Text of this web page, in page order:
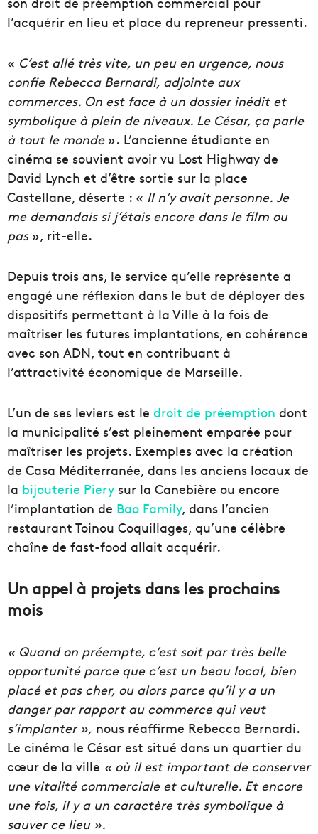
l’acquérir en lieu et place du repreneur pressenti.
« C’est allé très vite, un peu en urgence, nous
confie Rebecca Bernardi, adjointe aux
commerces. On est face à un dossier inédit et
symbolique à plein de niveaux. Le César, ça parle
à tout le monde». L’ancienne étudiante en
cinéma se souvient avoir vu Lost Highway de
David Lynch et d’être sortie sur la place
Castellane, déserte : « Il n’y avait personne. Je
me demandais si j’étais encore dans le film ou
pas», rit-elle.
Depuis trois ans, le service qu’elle représente a
engagé une réflexion dans le but de déployer des
dispositifs permettant à la Ville à la fois de
maîtriser les futures implantations, en cohérence
avec son ADN, tout en contribuant à
l’attractivité économique de Marseille.
L’un de ses leviers est le droit de préemption dont
la municipalité s’est pleinement emparée pour
maîtriser les projets. Exemples avec la création
de Casa Méditerranée, dans les anciens locaux de
la bijouterie Piery sur la Canebière ou encore
l’implantation de Bao Family, dans l’ancien
restaurant Toinou Coquillages, qu’une célèbre
chaîne de fast-food allait acquérir.
Un appel à projets dans les prochains
mois
« Quand on préempte, c’est soit par très belle
opportunité parce que c’est un beau local, bien
placé et pas cher, ou alors parce qu’il y a un
danger par rapport au commerce qui veut
s’implanter », nous réaffirme Rebecca Bernardi.
Le cinéma le César est situé dans un quartier du
cœur de la ville « où il est important de conserver
une vitalité commerciale et culturelle. Et encore
une fois, il y a un caractère très symbolique à
sauver ce lieu ».